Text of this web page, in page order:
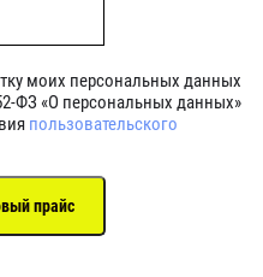
моих персональных данных
ФЗ «О персональных данных»
пользовательского